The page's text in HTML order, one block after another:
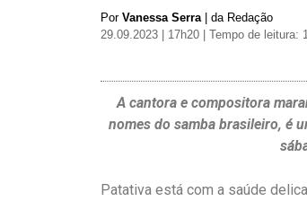
Por Vanessa Serra| da Redação
29.09.2023 | 17h20
| Tempo de leitura:
A cantora e compositora
nomes do samba brasileiro, é
Patativa está com a saúde